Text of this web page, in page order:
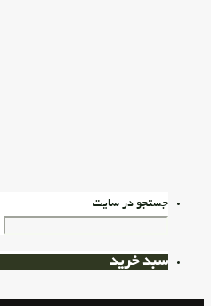
جستجو در سایت
سبد خرید